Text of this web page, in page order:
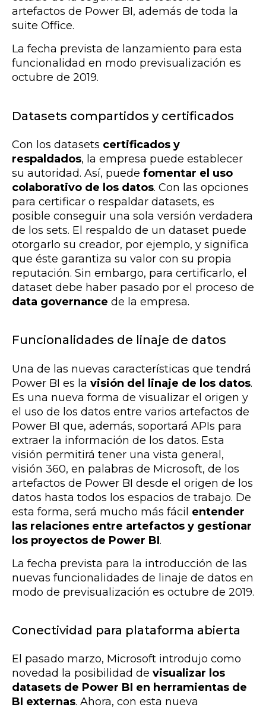
artefactos de Power BI, además de toda la
suite Office.
La fecha prevista de lanzamiento para esta
funcionalidad en modo previsualización es
octubre de 2019.
Datasets compartidos y certificados
Con los datasets certificados y
respaldados, la empresa puede establecer
su autoridad. Así, puede fomentar el uso
colaborativo de los datos. Con las opciones
para certificar o respaldar datasets, es
posible conseguir una sola versión verdadera
de los sets. El respaldo de un dataset puede
otorgarlo su creador, por ejemplo, y significa
que éste garantiza su valor con su propia
reputación. Sin embargo, para certificarlo, el
dataset debe haber pasado por el proceso de
data governance de la empresa.
Funcionalidades de linaje de datos
Una de las nuevas características que tendrá
Power BI es la visión del linaje de los datos.
Es una nueva forma de visualizar el origen y
el uso de los datos entre varios artefactos de
Power BI que, además, soportará APIs para
extraer la información de los datos. Esta
visión permitirá tener una vista general,
visión 360, en palabras de Microsoft, de los
artefactos de Power BI desde el origen de los
datos hasta todos los espacios de trabajo. De
esta forma, será mucho más fácil entender
las relaciones entre artefactos y gestionar
los proyectos de Power BI.
La fecha prevista para la introducción de las
nuevas funcionalidades de linaje de datos en
modo de previsualización es octubre de 2019.
Conectividad para plataforma abierta
El pasado marzo, Microsoft introdujo como
novedad la posibilidad de visualizar los
datasets de Power BI en herramientas de
BI externas. Ahora, con esta nueva